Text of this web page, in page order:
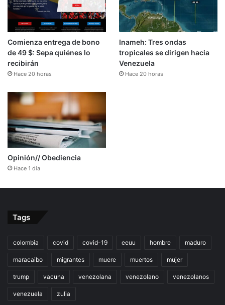
Comienza entrega de bono
de 49 $: Sepa quiénes lo
recibirán
Hace 20 horas
Inameh: Tres ondas
tropicales se dirigen hacia
Venezuela
Hace 20 horas
Opinión// Obediencia
Hace 1 día
Tags
colombia covid covid-19 eeuu hombre maduro
maracaibo migrantes muere muertos mujer
trump vacuna venezolana venezolano venezolanos
venezuela zulia